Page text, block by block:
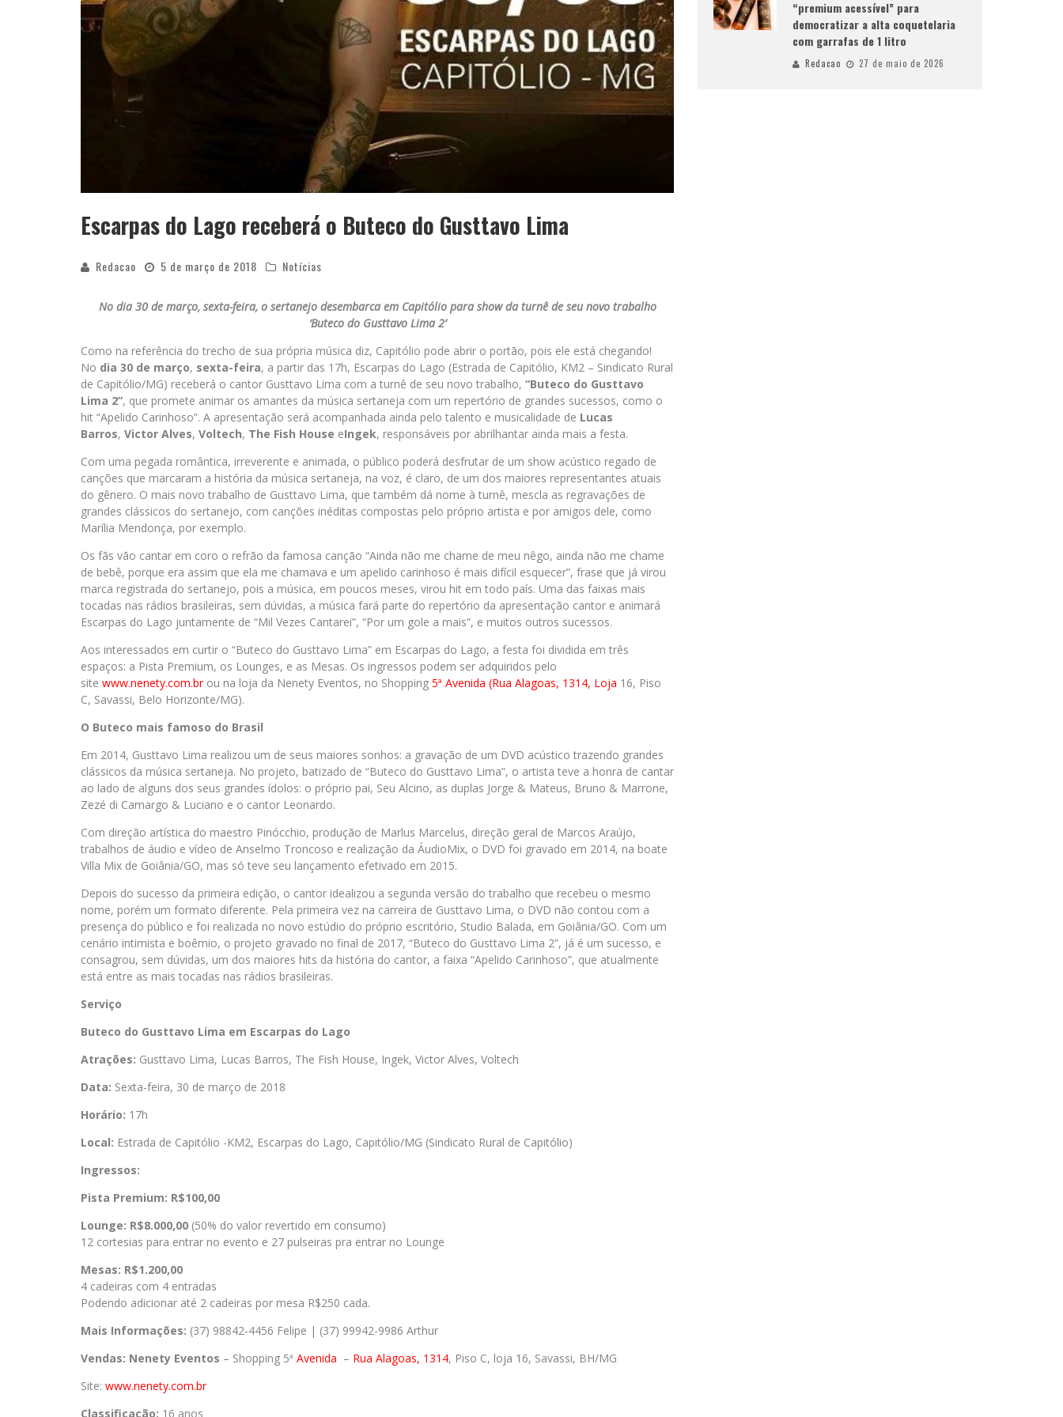
Escarpas do Lago receberá o Buteco do Gusttavo Lima
Redacao 5 de março de 2018 Notícias
No dia 30 de março, sexta-feira, o sertanejo desembarca em Capitólio para show da turnê de seu novo trabalho
‘Buteco do Gusttavo Lima 2’
Como na referência do trecho de sua própria música diz, Capitólio pode abrir o portão, pois ele está chegando!
No dia 30 de março, sexta-feira, a partir das 17h, Escarpas do Lago (Estrada de Capitólio, KM2 – Sindicato Rural
de Capitólio/MG) receberá o cantor Gusttavo Lima com a turnê de seu novo trabalho, “Buteco do Gusttavo
Lima 2”, que promete animar os amantes da música sertaneja com um repertório de grandes sucessos, como o
hit “Apelido Carinhoso”. A apresentação será acompanhada ainda pelo talento e musicalidade de Lucas
Barros, Victor Alves, Voltech, The Fish House eIngek, responsáveis por abrilhantar ainda mais a festa.
Com uma pegada romântica, irreverente e animada, o público poderá desfrutar de um show acústico regado de
canções que marcaram a história da música sertaneja, na voz, é claro, de um dos maiores representantes atuais
do gênero. O mais novo trabalho de Gusttavo Lima, que também dá nome à turnê, mescla as regravações de
grandes clássicos do sertanejo, com canções inéditas compostas pelo próprio artista e por amigos dele, como
Marília Mendonça, por exemplo.
Os fãs vão cantar em coro o refrão da famosa canção “Ainda não me chame de meu nêgo, ainda não me chame
de bebê, porque era assim que ela me chamava e um apelido carinhoso é mais difícil esquecer”, frase que já virou
marca registrada do sertanejo, pois a música, em poucos meses, virou hit em todo país. Uma das faixas mais
tocadas nas rádios brasileiras, sem dúvidas, a música fará parte do repertório da apresentação cantor e animará
Escarpas do Lago juntamente de “Mil Vezes Cantarei”, “Por um gole a mais”, e muitos outros sucessos.
Aos interessados em curtir o “Buteco do Gusttavo Lima” em Escarpas do Lago, a festa foi dividida em três
espaços: a Pista Premium, os Lounges, e as Mesas. Os ingressos podem ser adquiridos pelo
site www.nenety.com.brou na loja da Nenety Eventos, no Shopping 5ª Avenida (Rua Alagoas, 1314, Loja 16, Piso
C, Savassi, Belo Horizonte/MG).
O Buteco mais famoso do Brasil
Em 2014, Gusttavo Lima realizou um de seus maiores sonhos: a gravação de um DVD acústico trazendo grandes
clássicos da música sertaneja. No projeto, batizado de “Buteco do Gusttavo Lima”, o artista teve a honra de cantar
ao lado de alguns dos seus grandes ídolos: o próprio pai, Seu Alcino, as duplas Jorge & Mateus, Bruno & Marrone,
Zezé di Camargo & Luciano e o cantor Leonardo.
Com direção artística do maestro Pinócchio, produção de Marlus Marcelus, direção geral de Marcos Araújo,
trabalhos de áudio e vídeo de Anselmo Troncoso e realização da ÁudioMix, o DVD foi gravado em 2014, na boate
Villa Mix de Goiânia/GO, mas só teve seu lançamento efetivado em 2015.
Depois do sucesso da primeira edição, o cantor idealizou a segunda versão do trabalho que recebeu o mesmo
nome, porém um formato diferente. Pela primeira vez na carreira de Gusttavo Lima, o DVD não contou com a
presença do público e foi realizada no novo estúdio do próprio escritório, Studio Balada, em Goiânia/GO. Com um
cenário intimista e boêmio, o projeto gravado no final de 2017, “Buteco do Gusttavo Lima 2”, já é um sucesso, e
consagrou, sem dúvidas, um dos maiores hits da história do cantor, a faixa “Apelido Carinhoso”, que atualmente
está entre as mais tocadas nas rádios brasileiras.
Serviço
Buteco do Gusttavo Lima em Escarpas do Lago
Atrações: Gusttavo Lima, Lucas Barros, The Fish House, Ingek, Victor Alves, Voltech
Data: Sexta-feira, 30 de março de 2018
Horário: 17h
Local: Estrada de Capitólio -KM2, Escarpas do Lago, Capitólio/MG (Sindicato Rural de Capitólio)
Ingressos:
Pista Premium: R$100,00
Lounge: R$8.000,00 (50% do valor revertido em consumo)
12 cortesias para entrar no evento e 27 pulseiras pra entrar no Lounge
Mesas: R$1.200,00
4 cadeiras com 4 entradas
Podendo adicionar até 2 cadeiras por mesa R$250 cada.
Mais Informações: (37) 98842-4456 Felipe | (37) 99942-9986 Arthur
Vendas: Nenety Eventos – Shopping 5ª Avenida – Rua Alagoas, 1314, Piso C, loja 16, Savassi, BH/MG
Site: www.nenety.com.br
Classificação: 16 anos
“premium acessível” para
democratizar a alta coquetelaria
com garrafas de 1 litro
Redacao 27 de maio de 2026